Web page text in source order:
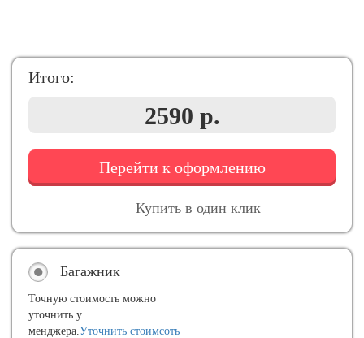
Итого:
2590 р.
Перейти к оформлению
Купить в один клик
Багажник
Точную стоимость можно
уточнить у
менджера.Уточнить стоимсоть